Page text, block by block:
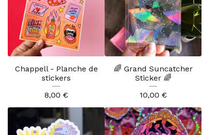
Chappell - Planche de
stickers
8,00 €
🌈 Grand Suncatcher
Sticker 🌈
10,00 €